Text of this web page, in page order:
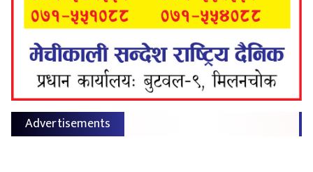
Advertisements